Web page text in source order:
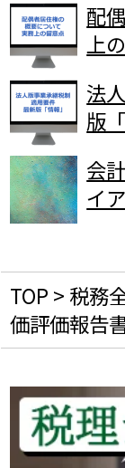
配
上
法
版
会
イ
TOP > 税務
価評価報告